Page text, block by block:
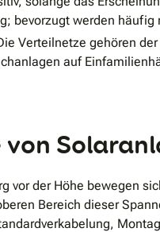
bevorzugt werden
Verteilnetze gehören
auf
von
vor der Höhe bewegen
Bereich dieser